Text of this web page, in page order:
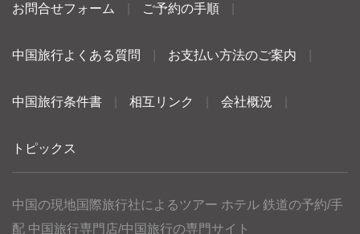
お問合せフォーム ご予約の手順
中国旅行よくある質問 お支払い方法のご案内
中国旅行条件書 相互リンク 会社概況
トピックス
中国の現地国際旅行社によるツアー ホテル 鉄道の予約/手
配 中国旅行専門店/中国旅行の専門サイト